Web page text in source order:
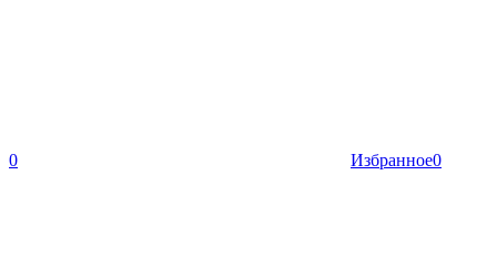
0 Избранное0